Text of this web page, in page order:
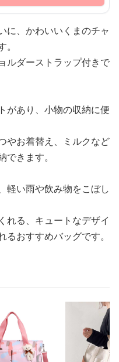
に、かわいいくまのチャ
ルダーストラップ付きで
があり、小物の収納に便
やお着替え、ミルクなど
きます。
軽い雨や飲み物をこぼし
れる、キュートなデザイ
おすすめバッグです。